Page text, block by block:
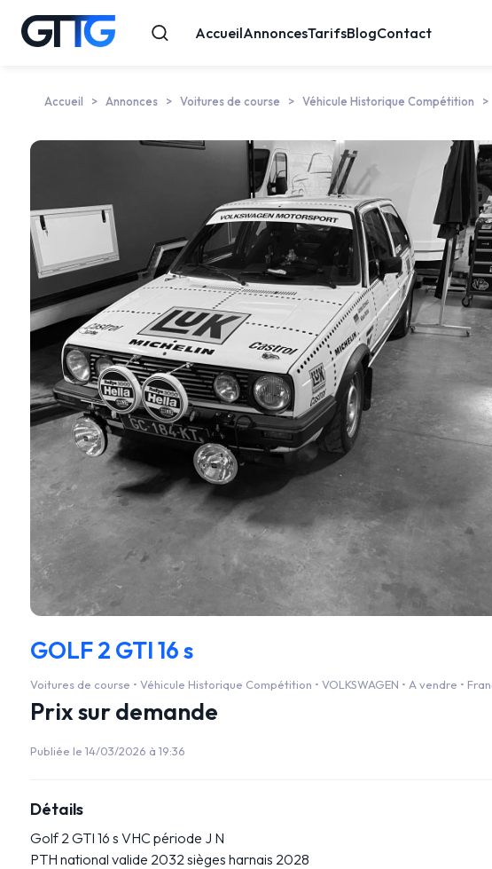
AccueilAnnoncesTarifsBlogContact
Accueil Annonces Voitures de course Véhicule Historique Compétition
GOLF 2 GTI 16 s
Voitures de course • Véhicule Historique Compétition • VOLKSWAGEN • A vendre •
Prix sur demande
Publiée le 14/03/2026 à 19:36
Détails
Golf 2 GTI 16 s VHC période J N
PTH national valide 2032 sièges harnais 2028